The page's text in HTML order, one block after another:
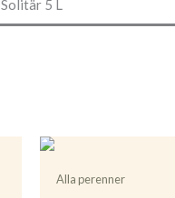
5 L
Alla perenner